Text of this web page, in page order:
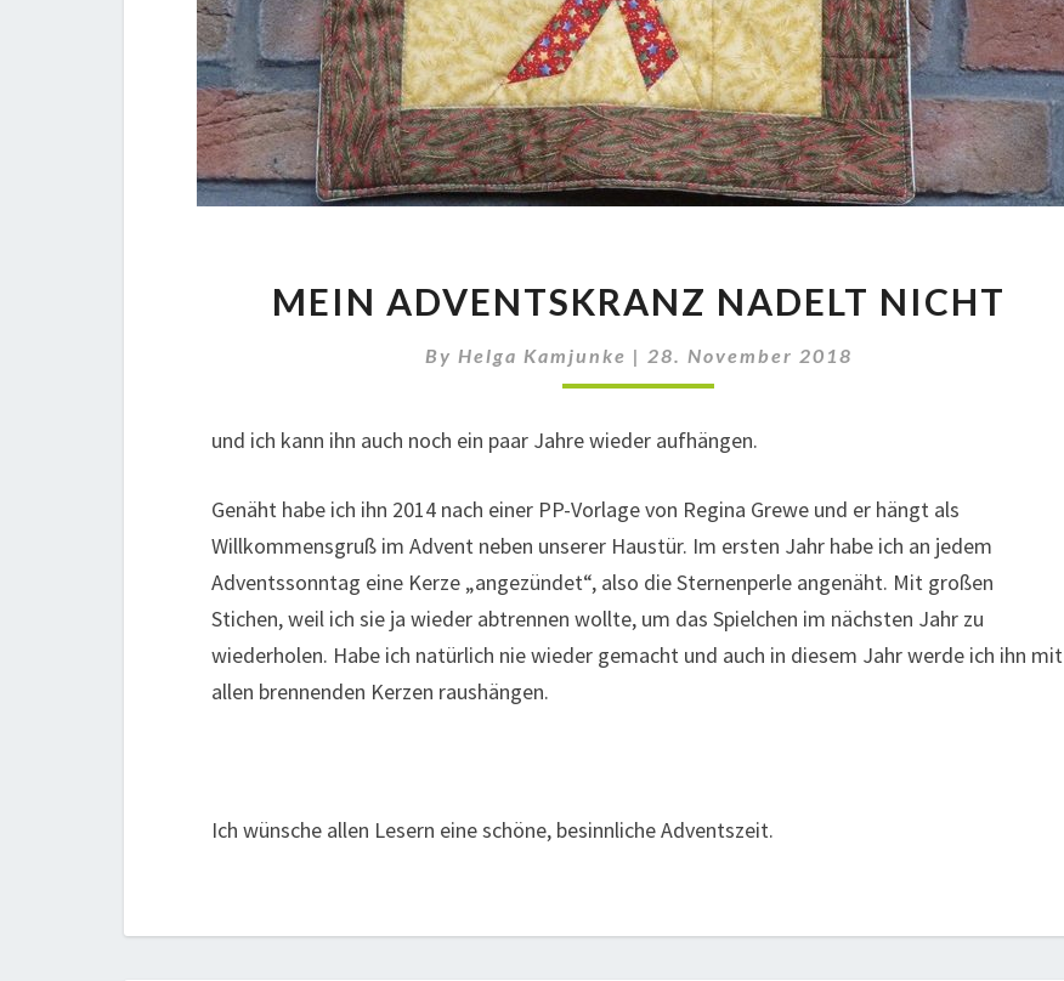
ADVENTSKRANZ
NICHT
MEIN ADVENTSKRANZ NADELT NICHT
By Helga Kamjunke | 28. November 2018
und ich kann ihn auch noch ein paar Jahre wieder aufhängen.
Genäht habe ich ihn 2014 nach einer PP-Vorlage von Regina Grewe und er hängt als
Willkommensgruß im Advent neben unserer Haustür. Im ersten Jahr habe ich an jedem
Adventssonntag eine Kerze „angezündet“, also die Sternenperle angenäht. Mit großen
Stichen, weil ich sie ja wieder abtrennen wollte, um das Spielchen im nächsten Jahr zu
wiederholen. Habe ich natürlich nie wieder gemacht und auch in diesem Jahr werde ich ihn mit
allen brennenden Kerzen raushängen.
Ich wünsche allen Lesern eine schöne, besinnliche Adventszeit.